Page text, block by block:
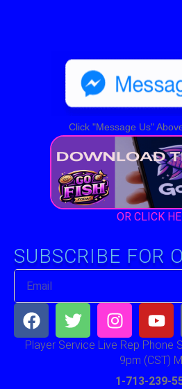
Click "Message Us"
OR CLICK
SUBSCRIBE FOR
Facebook
Twitter
Player Service Live Rep Phone
9pm (CST)
1-713-239-